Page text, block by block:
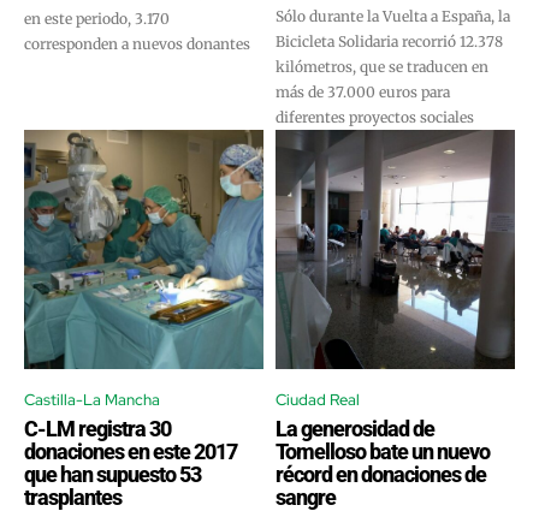
en este periodo, 3.170
corresponden a nuevos donantes
Sólo durante la Vuelta a España, la
Bicicleta Solidaria recorrió 12.378
kilómetros, que se traducen en
más de 37.000 euros para
diferentes proyectos sociales
Castilla-La Mancha
C-LM registra 30
donaciones en este 2017
que han supuesto 53
trasplantes
Ciudad Real
La generosidad de
Tomelloso bate un nuevo
récord en donaciones de
sangre